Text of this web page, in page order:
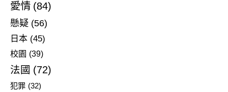
愛情 (84)
懸疑 (56)
日本 (45)
校園 (39)
法國 (72)
犯罪 (32)